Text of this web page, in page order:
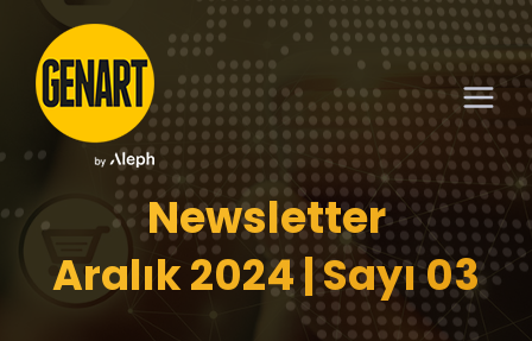
Newsletter
Aralık 2024 | Sayı 03